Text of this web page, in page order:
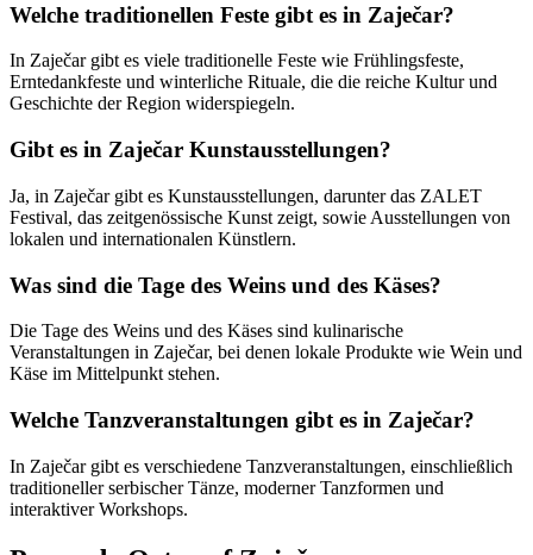
Welche traditionellen Feste gibt es in Zaječar?
In Zaječar gibt es viele traditionelle Feste wie Frühlingsfeste,
Erntedankfeste und winterliche Rituale, die die reiche Kultur und
Geschichte der Region widerspiegeln.
Gibt es in Zaječar Kunstausstellungen?
Ja, in Zaječar gibt es Kunstausstellungen, darunter das ZALET
Festival, das zeitgenössische Kunst zeigt, sowie Ausstellungen von
lokalen und internationalen Künstlern.
Was sind die Tage des Weins und des Käses?
Die Tage des Weins und des Käses sind kulinarische
Veranstaltungen in Zaječar, bei denen lokale Produkte wie Wein und
Käse im Mittelpunkt stehen.
Welche Tanzveranstaltungen gibt es in Zaječar?
In Zaječar gibt es verschiedene Tanzveranstaltungen, einschließlich
traditioneller serbischer Tänze, moderner Tanzformen und
interaktiver Workshops.